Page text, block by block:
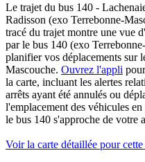
Le trajet du bus 140 -
Radisson (exo Terrebonne-
tracé du trajet montre une vue
par le bus 140 (exo
planifier vos déplacements sur
Mascouche. Ouvrez l'appli
la carte, incluant les alertes
arrêts ayant été annulés ou
l'emplacement des véhicules
le bus 140 s'approche de votre
Voir la carte détaillée pour